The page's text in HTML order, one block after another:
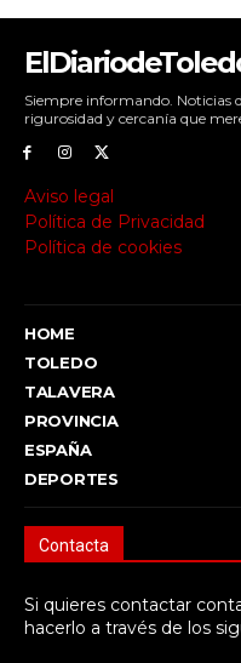
Siempre informando. Noticias
rigurosidad y cercanía que
Aviso legal
Política de Privacidad
Política de cookies
HOME
TOLEDO
TALAVERA
PROVINCIA
ESPAÑA
DEPORTES
Contacta
Si quieres contactar
hacerlo a través de los